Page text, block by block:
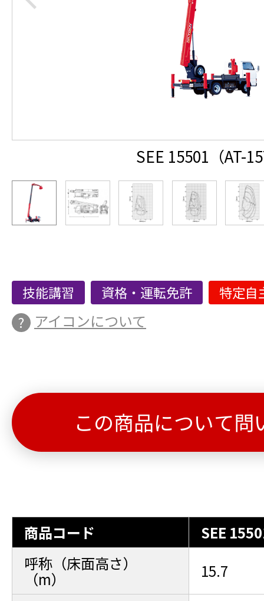
SEE 15501（AT-
技能講習 資格・運転免許 特定自
アイコンについて
この商品について問
商品コード
SEE
呼称（床面高さ）
（m）
15.7